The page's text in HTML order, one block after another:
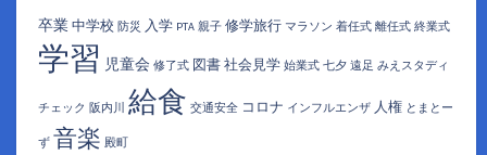
卒業 中学校 防災 入学 PTA 親子 修学旅行 マラソン 着任式 離任式 終業式
学習 児童会 修了式 図書 社会見学 始業式 七夕 遠足 みえスタディ
チェック 阪内川 給食 交通安全 コロナ インフルエンザ 人権 とまとー
ず 音楽 殿町